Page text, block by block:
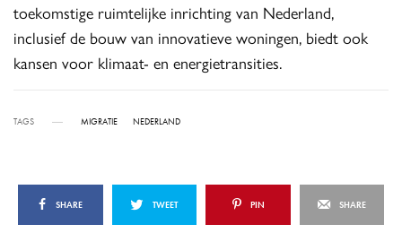
toekomstige ruimtelijke inrichting van Nederland,
inclusief de bouw van innovatieve woningen, biedt ook
kansen voor klimaat- en energietransities.
TAGS MIGRATIE NEDERLAND
SHARE TWEET PIN SHARE